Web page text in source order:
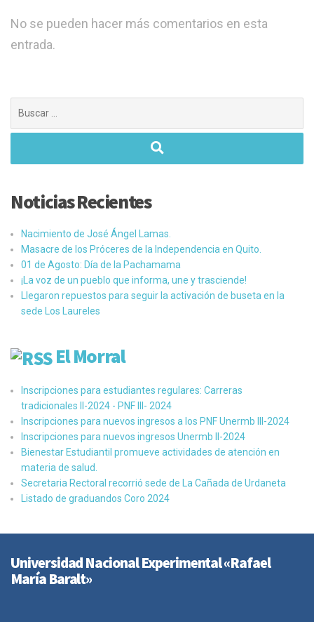
No se pueden hacer más comentarios en esta
entrada.
Noticias Recientes
Nacimiento de José Ángel Lamas.
Masacre de los Próceres de la Independencia en Quito.
01 de Agosto: Día de la Pachamama
¡La voz de un pueblo que informa, une y trasciende!
Llegaron repuestos para seguir la activación de buseta en la
sede Los Laureles
El Morral
Inscripciones para estudiantes regulares: Carreras
tradicionales II-2024 - PNF III- 2024
Inscripciones para nuevos ingresos a los PNF Unermb III-2024
Inscripciones para nuevos ingresos Unermb II-2024
Bienestar Estudiantil promueve actividades de atención en
materia de salud.
Secretaria Rectoral recorrió sede de La Cañada de Urdaneta
Listado de graduandos Coro 2024
Universidad Nacional Experimental «Rafael
María Baralt»